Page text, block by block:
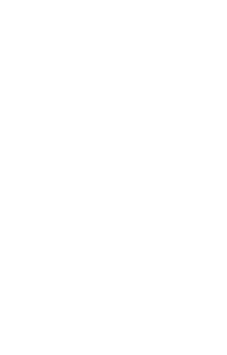
Arasa. Leia nossos conteúdos!
Arasa. Leia nossos conteúdos!